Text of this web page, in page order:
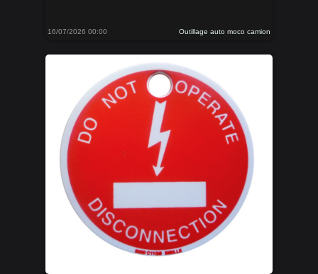
16/07/2026 00:00 Outillage auto moco camion